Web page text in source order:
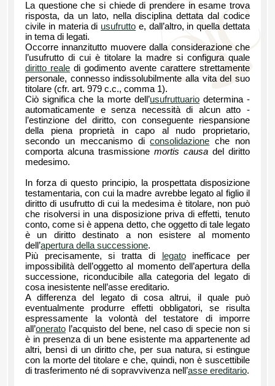
La questione che si chiede di prendere in esame trova
risposta, da un lato, nella disciplina dettata dal codice
civile in materia di usufrutto e, dall’altro, in quella dettata
in tema di legati.
Occorre innanzitutto muovere dalla considerazione che
l’usufrutto di cui è titolare la madre si configura quale
diritto reale di godimento avente carattere strettamente
personale, connesso indissolubilmente alla vita del suo
titolare (cfr. art. 979 c.c., comma 1).
Ciò significa che la morte dell’usufruttuario determina -
automaticamente e senza necessità di alcun atto -
l’estinzione del diritto, con conseguente riespansione
della piena proprietà in capo al nudo proprietario,
secondo un meccanismo diconsolidazione che non
comporta alcuna trasmissione mortis causa del diritto
medesimo.
In forza di questo principio, la prospettata disposizione
testamentaria, con cui la madre avrebbe legato al figlio il
diritto di usufrutto di cui la medesima è titolare, non può
che risolversi in una disposizione priva di effetti, tenuto
conto, come si è appena detto, che oggetto di tale legato
è un diritto destinato a non esistere al momento
dell’apertura della successione.
Più precisamente, si tratta di
legatoinefficace per
impossibilità dell’oggetto al momento dell’apertura della
successione, riconducibile alla categoria del legato di
cosa inesistente nell’asse ereditario.
A differenza del legato di cosa altrui, il quale può
eventualmente produrre effetti obbligatori, se risulta
espressamente la volontà del testatore di imporre
all’onerato l’acquisto del bene, nel caso di specie non si
è in presenza di un bene esistente ma appartenente ad
altri, bensì di un diritto che, per sua natura, si estingue
con la morte del titolare e che, quindi, non è suscettibile
di trasferimento né di sopravvivenza nell’asse ereditario.